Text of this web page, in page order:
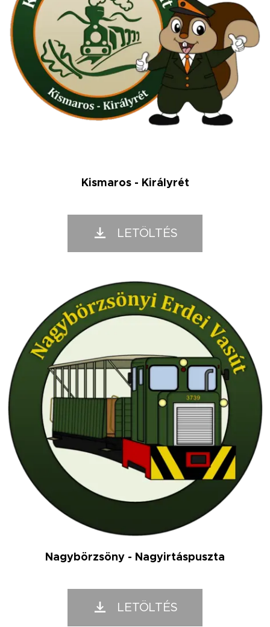
Kismaros - Királyrét
LETÖLTÉS
Nagybörzsöny - Nagyirtáspuszta
LETÖLTÉS